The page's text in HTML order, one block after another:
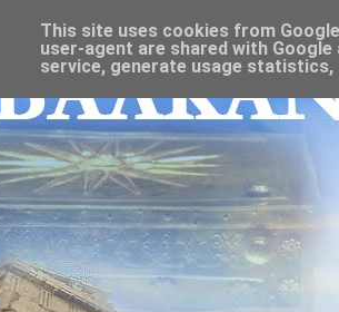
This site uses cookies from
user-agent are shared with
service, generate usage statistics,